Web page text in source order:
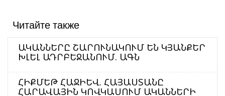
Читайте также
ԱԿԱՆՆԵՐԸ ՇԱՐՈՒՆԱԿՈՒՄ ԵՆ ԿՅԱՆՔԵՐ
ԽԼԵԼ ԱԴՐԲԵՋԱՆՈՒՄ. ԱԳՆ
ՀԻՔՄԵԹ ՀԱՋԻԵՎ. ՀԱՅԱՍՏԱՆԸ
ՀԱՐԱՎԱՅԻՆ ԿՈՎԿԱՍՈՒՄ ԱԿԱՆՆԵՐԻ